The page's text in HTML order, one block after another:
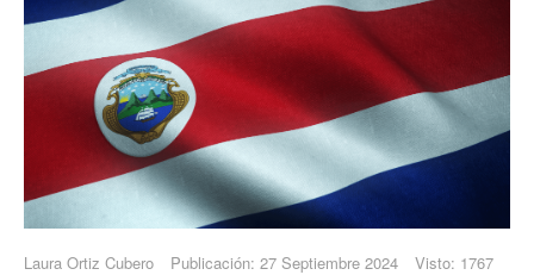
Laura Ortiz Cubero Publicación: 27 Septiembre 2024 Visto: 1767